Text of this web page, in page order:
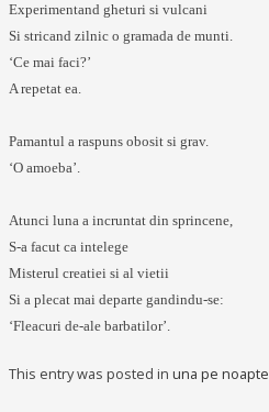
Experimentand gheturi si vulcani
Si stricand zilnic o gramada de munti.
‘Ce mai faci?’
A repetat ea.
Pamantul a raspuns obosit si grav.
‘O amoeba’.
Atunci luna a incruntat din sprincene,
S-a facut ca intelege
Misterul creatiei si al vietii
Si a plecat mai departe gandindu-se:
‘Fleacuri de-ale barbatilor’.
This entry was posted in una pe noapte